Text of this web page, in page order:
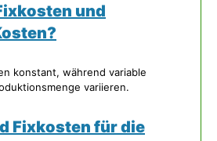
und
konstant, während variable
variieren.
Fixkosten für die